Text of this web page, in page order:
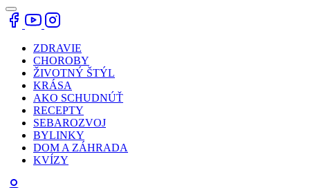
ZDRAVIE
CHOROBY
ŽIVOTNÝ ŠTÝL
KRÁSA
AKO SCHUDNÚŤ
RECEPTY
SEBAROZVOJ
BYLINKY
DOM A ZÁHRADA
KVÍZY